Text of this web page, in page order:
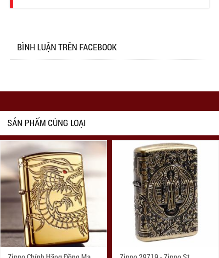
BÌNH LUẬN TRÊN FACEBOOK
SẢN PHẨM CÙNG LOẠI